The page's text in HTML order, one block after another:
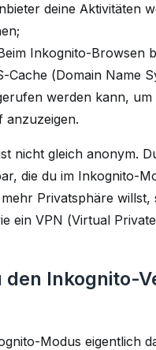
deine Aktivitäten
Inkognito-Browsen
Cache (Domain Name
werden kann, um
anzuzeigen.
nicht gleich anonym.
die du im Inkognito-
Privatsphäre willst,
ein VPN (Virtual
den Inkognito-
Modus eigentlich